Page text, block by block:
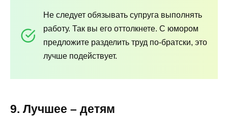
Не следует обязывать супруга выполнять
работу. Так вы его оттолкнете. С юмором
предложите разделить труд по-братски, это
лучше подействует.
9. Лучшее – детям